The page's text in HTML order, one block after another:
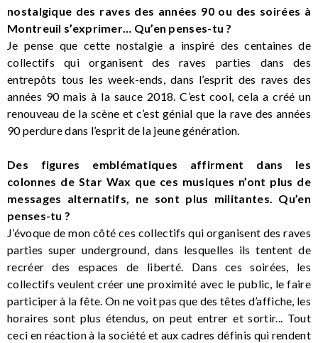
nostalgique des raves des années 90 ou des soirées à
Montreuil s’exprimer… Qu’en penses-tu ?
Je pense que cette nostalgie a inspiré des centaines de
collectifs qui organisent des raves parties dans des
entrepôts tous les week-ends, dans l’esprit des raves des
années 90 mais à la sauce 2018. C’est cool, cela a créé un
renouveau de la scène et c’est génial que la rave des années
90 perdure dans l’esprit de la jeune génération.
Des figures emblématiques affirment dans les
colonnes de Star Wax que ces musiques n’ont plus de
messages alternatifs, ne sont plus militantes. Qu’en
penses-tu ?
J’évoque de mon côté ces collectifs qui organisent des raves
parties super underground, dans lesquelles ils tentent de
recréer des espaces de liberté. Dans ces soirées, les
collectifs veulent créer une proximité avec le public, le faire
participer à la fête. On ne voit pas que des têtes d’affiche, les
horaires sont plus étendus, on peut entrer et sortir... Tout
ceci en réaction à la société et aux cadres définis qui rendent